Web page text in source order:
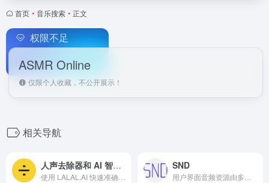
首页 • 音乐搜索 • 正文
权限不足
ASMR Online
仅限个人收藏，不公开展示！
相关导航
人声去除器和 AI 智能伴奏分离器 SND